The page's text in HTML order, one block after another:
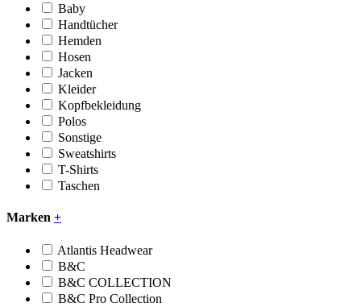
Baby
Handtücher
Hemden
Hosen
Jacken
Kleider
Kopfbekleidung
Polos
Sonstige
Sweatshirts
T-Shirts
Taschen
Marken +
Atlantis Headwear
B&C
B&C COLLECTION
B&C Pro Collection